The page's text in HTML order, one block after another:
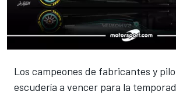
Los campeones de fabricantes y
escudería a vencer para la